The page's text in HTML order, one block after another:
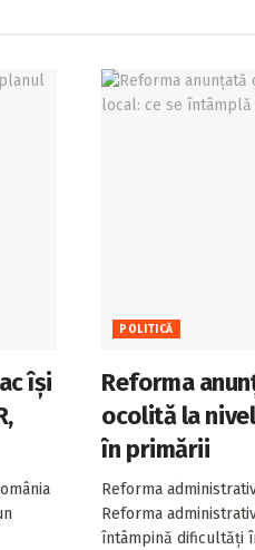
își
POLITICĂ
Reforma
ocolită la
în primării
Reforma
Reforma
întâmpină dificultăți